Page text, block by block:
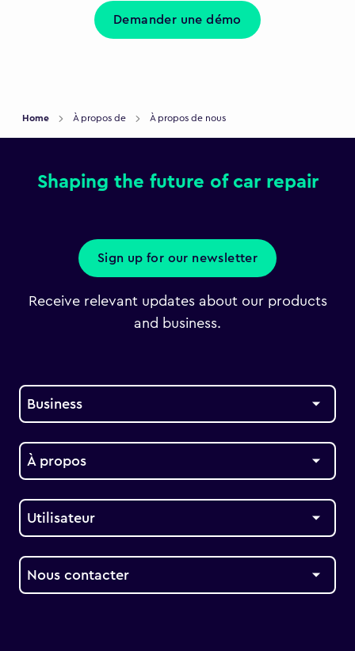
Demander une démo
Home À propos de À propos de nous
Shaping the future of car repair
Sign up for our newsletter
Receive relevant updates about our products
and business.
Business
À propos
Utilisateur
Nous contacter